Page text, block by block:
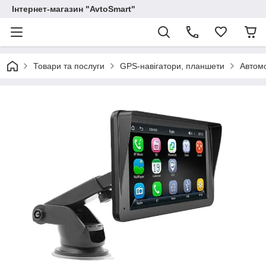
Інтернет-магазин "AvtoSmart"
Товари та послуги GPS-навігатори, планшети